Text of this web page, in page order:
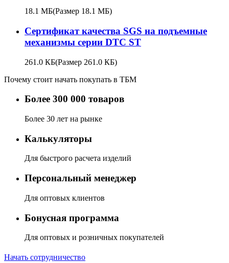
18.1 МБ(Размер 18.1 МБ)
Сертификат качества SGS на подъемные
механизмы серии DTC ST
261.0 КБ(Размер 261.0 КБ)
Почему стоит начать покупать в ТБМ
Более 300 000 товаров
Более 30 лет на рынке
Калькуляторы
Для быстрого расчета изделий
Персональный менеджер
Для оптовых клиентов
Бонусная программа
Для оптовых и розничных покупателей
Начать сотрудничество